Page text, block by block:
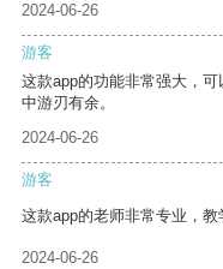
2024-06-26
游客
这款app的功能非常强大，
中游刃有余。
2024-06-26
游客
这款app的老师非常专业，教
2024-06-26